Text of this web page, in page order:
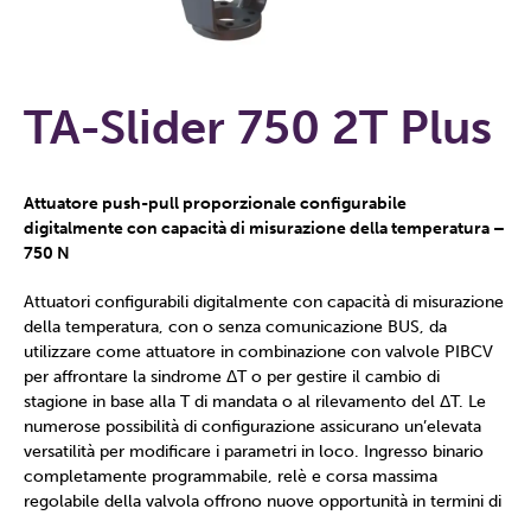
TA-Slider 750 2T Plus
Attuatore push-pull proporzionale configurabile
digitalmente con capacità di misurazione della temperatura –
750 N
Attuatori configurabili digitalmente con capacità di misurazione
della temperatura, con o senza comunicazione BUS, da
utilizzare come attuatore in combinazione con valvole PIBCV
per affrontare la sindrome ΔT o per gestire il cambio di
stagione in base alla T di mandata o al rilevamento del ΔT. Le
numerose possibilità di configurazione assicurano un’elevata
versatilità per modificare i parametri in loco. Ingresso binario
completamente programmabile, relè e corsa massima
regolabile della valvola offrono nuove opportunità in termini di